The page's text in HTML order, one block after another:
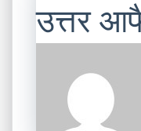
उत्तर